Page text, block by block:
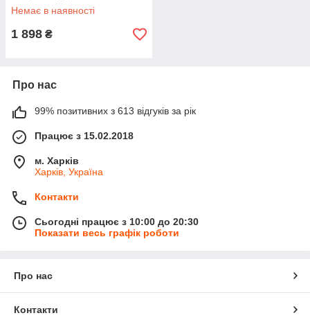
Немає в наявності
1 898 ₴
Про нас
99% позитивних з 613 відгуків за рік
Працює з 15.02.2018
м. Харків
Харків, Україна
Контакти
Сьогодні працює з 10:00 до 20:30
Показати весь графік роботи
Про нас
Контакти